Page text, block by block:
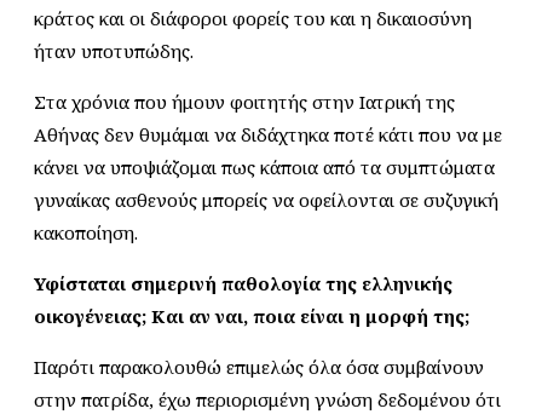
κράτος και οι διάφοροι φορείς του και η δικαιοσύνη
ήταν υποτυπώδης.
Στα χρόνια που ήμουν φοιτητής στην Ιατρική της
Αθήνας δεν θυμάμαι να διδάχτηκα ποτέ κάτι που να με
κάνει να υποψιάζομαι πως κάποια από τα συμπτώματα
γυναίκας ασθενούς μπορείς να οφείλονται σε συζυγική
κακοποίηση.
Υφίσταται σημερινή παθολογία της ελληνικής
οικογένειας; Και αν ναι, ποια είναι η μορφή της;
Παρότι παρακολουθώ επιμελώς όλα όσα συμβαίνουν
στην πατρίδα, έχω περιορισμένη γνώση δεδομένου ότι